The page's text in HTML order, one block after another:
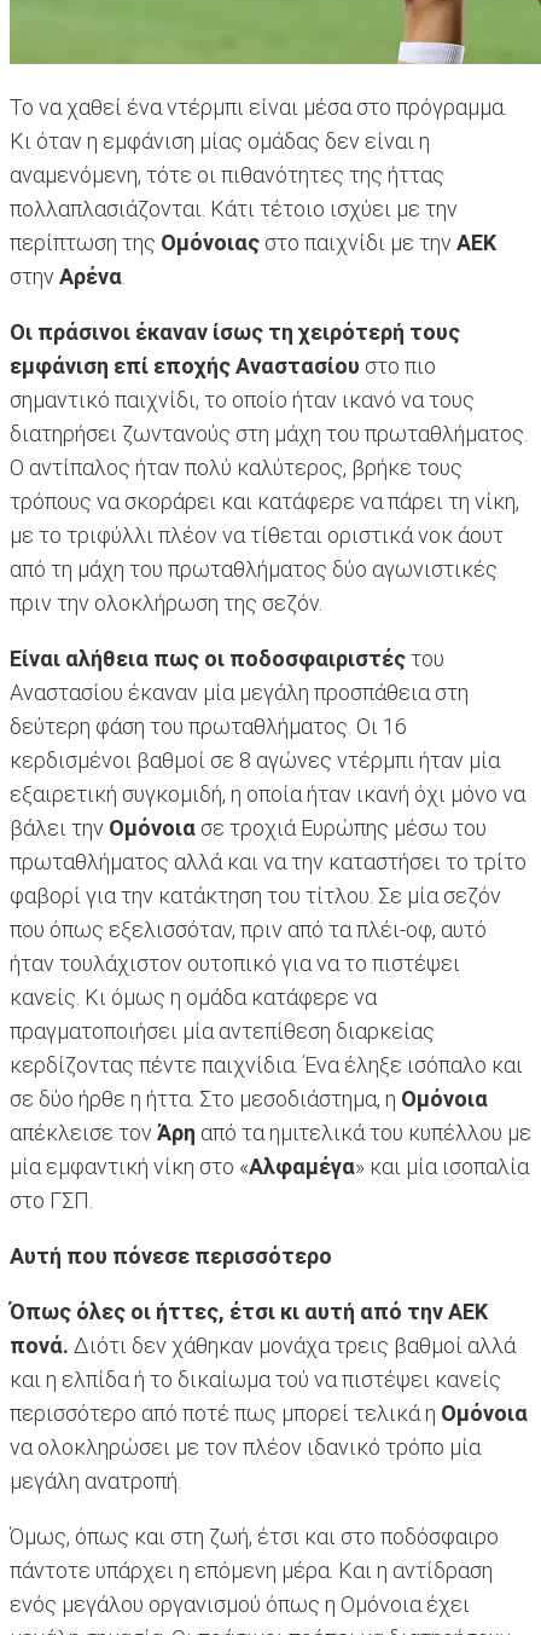
Το να χαθεί ένα ντέρμπι είναι μέσα στο πρόγραμμα.
Κι όταν η εμφάνιση μίας ομάδας δεν είναι η
αναμενόμενη, τότε οι πιθανότητες της ήττας
πολλαπλασιάζονται. Κάτι τέτοιο ισχύει με την
περίπτωση της Ομόνοιας στο παιχνίδι με τηνΑΕΚ
στηνΑρένα.
Οι πράσινοι έκαναν ίσως τη χειρότερή τους
εμφάνιση επί εποχής Αναστασίου στο πιο
σημαντικό παιχνίδι, το οποίο ήταν ικανό να τους
διατηρήσει ζωντανούς στη μάχη του πρωταθλήματος.
Ο αντίπαλος ήταν πολύ καλύτερος, βρήκε τους
τρόπους να σκοράρει και κατάφερε να πάρει τη νίκη,
με το τριφύλλι πλέον να τίθεται οριστικά νοκ άουτ
από τη μάχη του πρωταθλήματος δύο αγωνιστικές
πριν την ολοκλήρωση της σεζόν.
Είναι αλήθεια πως οι ποδοσφαιριστέςτου
Αναστασίου έκαναν μία μεγάλη προσπάθεια στη
δεύτερη φάση του πρωταθλήματος. Οι 16
κερδισμένοι βαθμοί σε 8 αγώνες ντέρμπι ήταν μία
εξαιρετική συγκομιδή, η οποία ήταν ικανή όχι μόνο να
βάλει την Ομόνοια σε τροχιά Ευρώπης μέσω του
πρωταθλήματος αλλά και να την καταστήσει το τρίτο
φαβορί για την κατάκτηση του τίτλου. Σε μία σεζόν
που όπως εξελισσόταν, πριν από τα πλέι-οφ, αυτό
ήταν τουλάχιστον ουτοπικό για να το πιστέψει
κανείς. Κι όμως η ομάδα κατάφερε να
πραγματοποιήσει μία αντεπίθεση διαρκείας
κερδίζοντας πέντε παιχνίδια. Ένα έληξε ισόπαλο και
σε δύο ήρθε η ήττα. Στο μεσοδιάστημα, η Ομόνοια
απέκλεισε τονΆρη από τα ημιτελικά του κυπέλλου με
μία εμφαντική νίκη στο «Αλφαμέγα» και μία ισοπαλία
στο ΓΣΠ.
Αυτή που πόνεσε περισσότερο
Όπως όλες οι ήττες, έτσι κι αυτή από την ΑΕΚ
πονά. Διότι δεν χάθηκαν μονάχα τρεις βαθμοί αλλά
και η ελπίδα ή το δικαίωμα τού να πιστέψει κανείς
περισσότερο από ποτέ πως μπορεί τελικά η Ομόνοια
να ολοκληρώσει με τον πλέον ιδανικό τρόπο μία
μεγάλη ανατροπή.
Όμως, όπως και στη ζωή, έτσι και στο ποδόσφαιρο
πάντοτε υπάρχει η επόμενη μέρα. Και η αντίδραση
ενός μεγάλου οργανισμού όπως η Ομόνοια έχει